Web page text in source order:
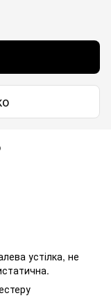
устілка, не